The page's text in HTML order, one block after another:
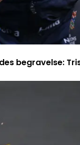
begravelse: